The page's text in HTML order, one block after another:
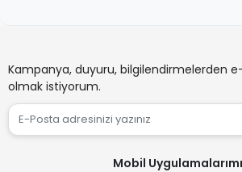
Kampanya, duyuru, bilgilendirmelerden
olmak istiyorum.
Mobil